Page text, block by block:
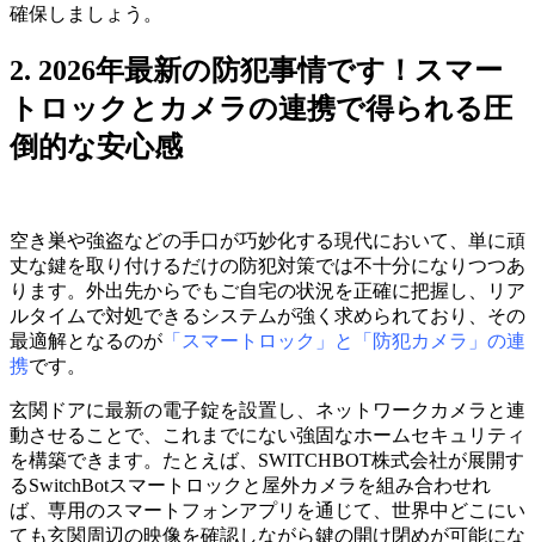
確保しましょう。
2. 2026年最新の防犯事情です！スマー
トロックとカメラの連携で得られる圧
倒的な安心感
空き巣や強盗などの手口が巧妙化する現代において、単に頑
丈な鍵を取り付けるだけの防犯対策では不十分になりつつあ
ります。外出先からでもご自宅の状況を正確に把握し、リア
ルタイムで対処できるシステムが強く求められており、その
最適解となるのが 「スマートロック」と「防犯カメラ」の連
携です。
玄関ドアに最新の電子錠を設置し、ネットワークカメラと連
動させることで、これまでにない強固なホームセキュリティ
を構築できます。たとえば、SWITCHBOT株式会社が展開す
るSwitchBotスマートロックと屋外カメラを組み合わせれ
ば、専用のスマートフォンアプリを通じて、世界中どこにい
ても玄関周辺の映像を確認しながら鍵の開け閉めが可能にな